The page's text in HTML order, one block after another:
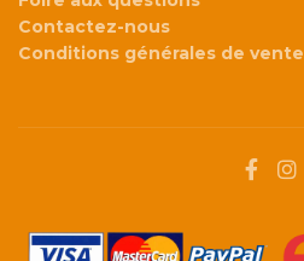
Contactez-nous
Conditions générales de vente